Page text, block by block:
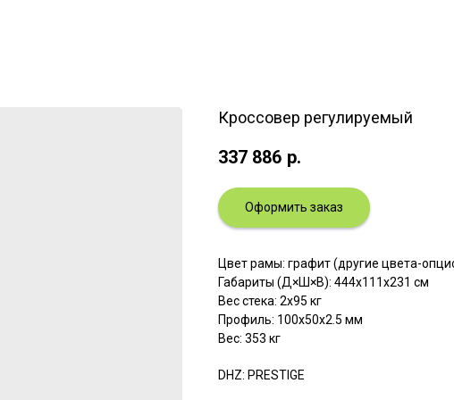
Кроссовер регулируемый
337 886 р.
Оформить заказ
Цвет рамы: графит (другие цвета-
Габариты (Д×Ш×В): 444x111x231 см
Вес стека: 2x95 кг
Профиль: 100х50х2.5 мм
Вес: 353 кг
DHZ: PRESTIGE